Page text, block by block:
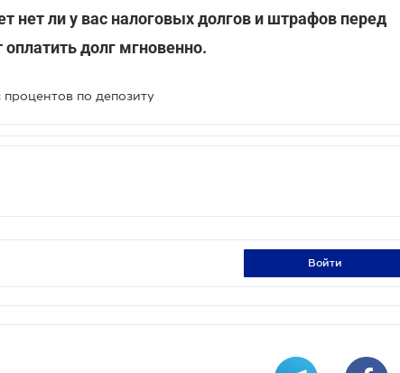
нет ли у вас налоговых долгов и штрафов перед
долг мгновенно.
процентов по депозиту
войти